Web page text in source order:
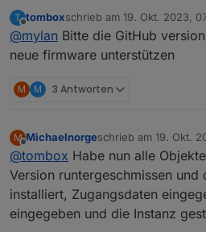
tapo.0
2023-09-16
tapo.0
2023-09-16
tapo.0
2023-09-16
T
Offline
tomboxschrieb am 19. Okt. 2023,
zuletzt editiert von
@mylan Bitte die GitHub
neue firmware unterstützen
M M 3 Antworten
M
Offline
Michaelnorgeschrieb am 19. Okt.
zuletzt editiert von
@tombox Habe nun alle
Version runtergeschmissen
installiert, Zugangsdaten
eingegeben und die Instanz